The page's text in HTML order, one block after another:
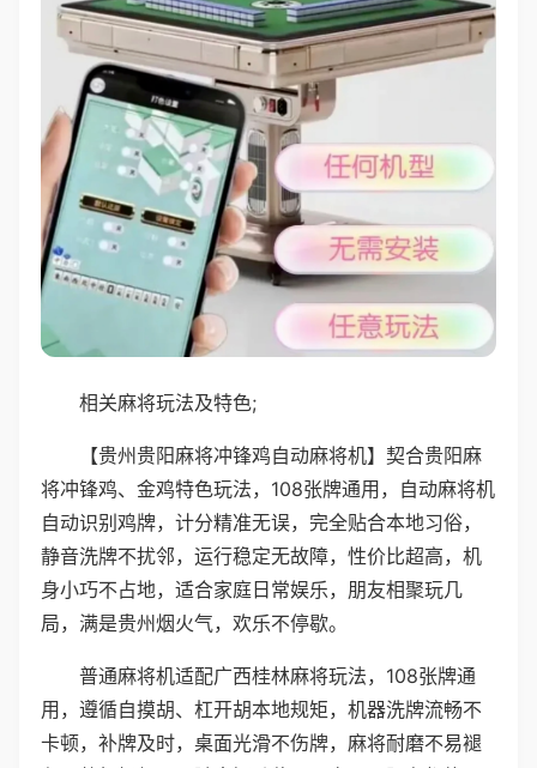
相关麻将玩法及特色;
【贵州贵阳麻将冲锋鸡自动麻将机】契合贵阳麻
将冲锋鸡、金鸡特色玩法，108张牌通用，自动麻将机
自动识别鸡牌，计分精准无误，完全贴合本地习俗，
静音洗牌不扰邻，运行稳定无故障，性价比超高，机
身小巧不占地，适合家庭日常娱乐，朋友相聚玩几
局，满是贵州烟火气，欢乐不停歇。
普通麻将机适配广西桂林麻将玩法，108张牌通
用，遵循自摸胡、杠开胡本地规矩，机器洗牌流畅不
卡顿，补牌及时，桌面光滑不伤牌，麻将耐磨不易褪